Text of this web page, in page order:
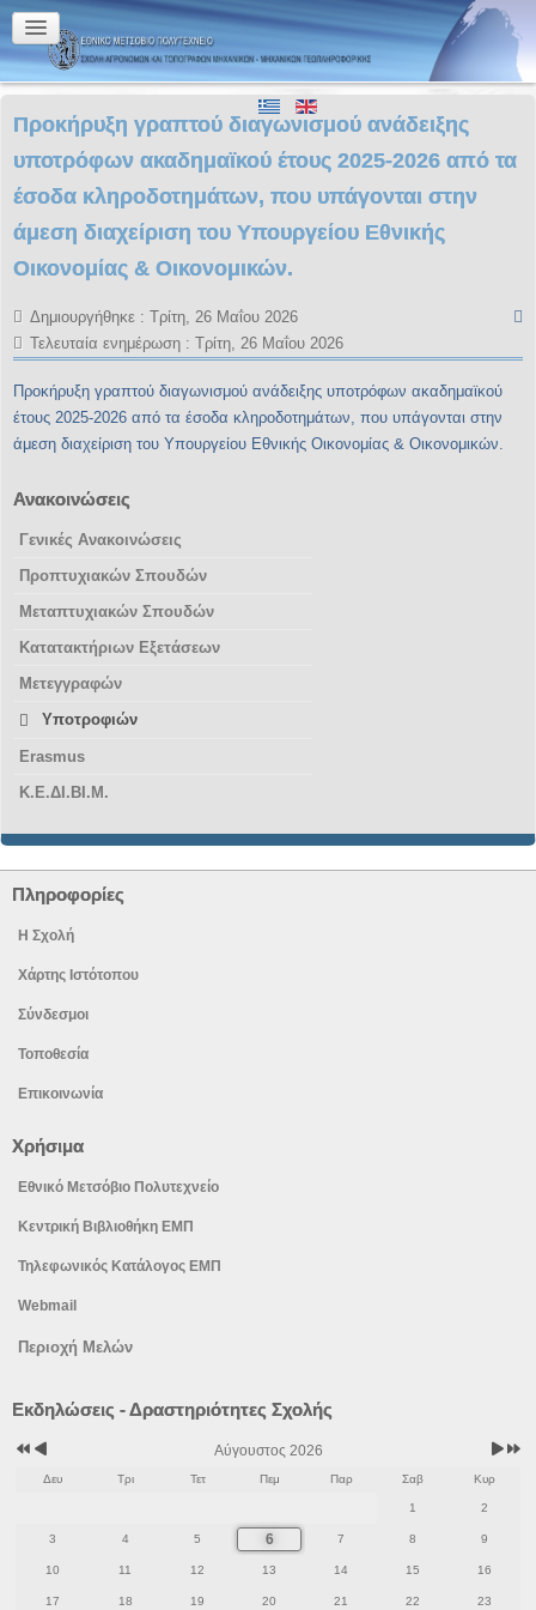
Προκήρυξη γραπτού διαγωνισμού ανάδειξης
υποτρόφων ακαδημαϊκού έτους 2025-2026 από τα
έσοδα κληροδοτημάτων, που υπάγονται στην
άμεση διαχείριση του Υπουργείου Εθνικής
Οικονομίας & Οικονομικών.
Δημιουργήθηκε : Τρίτη, 26 Μαΐου 2026
Τελευταία ενημέρωση : Τρίτη, 26 Μαΐου 2026
Προκήρυξη γραπτού διαγωνισμού ανάδειξης υποτρόφων ακαδημαϊκού
έτους 2025-2026 από τα έσοδα κληροδοτημάτων, που υπάγονται στην
άμεση διαχείριση του Υπουργείου Εθνικής Οικονομίας & Οικονομικών.
Ανακοινώσεις
Γενικές Ανακοινώσεις
Προπτυχιακών Σπουδών
Μεταπτυχιακών Σπουδών
Κατατακτήριων Εξετάσεων
Μετεγγραφών
Υποτροφιών
Erasmus
Κ.Ε.ΔΙ.ΒΙ.Μ.
Πληροφορίες
Η Σχολή
Χάρτης Ιστότοπου
Σύνδεσμοι
Τοποθεσία
Επικοινωνία
Χρήσιμα
Εθνικό Μετσόβιο Πολυτεχνείο
Κεντρική Βιβλιοθήκη ΕΜΠ
Τηλεφωνικός Κατάλογος ΕΜΠ
Webmail
Περιοχή Μελών
Εκδηλώσεις - Δραστηριότητες Σχολής
Προηγούμενος
μήνας
Αύγουστος 2026
Δευ Τρι Τετ Πεμ Παρ Σαβ Κυρ
1 2
3 4 5 6 7 8 9
10 11 12 13 14 15 16
17 18 19 20 21 22 23